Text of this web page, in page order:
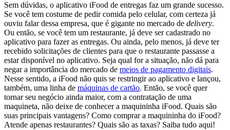
Sem dúvidas, o aplicativo iFood de entregas faz um grande sucesso.
Se você tem costume de pedir comida pelo celular, com certeza já
ouviu falar dessa empresa, que é gigante no mercado de delivery.
Ou então, se você tem um restaurante, já deve ser cadastrado no
aplicativo para fazer as entregas. Ou ainda, pelo menos, já deve ter
recebido solicitações de clientes para que o restaurante passasse a
estar disponível no aplicativo. Seja qual for a situação, não dá para
negar a importância do mercado de meios de pagamento digitais.
Nesse sentido, a iFood não quis se restringir ao aplicativo e lançou,
também, uma linha de máquinas de cartão. Então, se você quer
tornar seu negócio ainda maior, com a contratação de uma
maquineta, não deixe de conhecer a maquininha iFood. Quais são
suas principais vantagens? Como comprar a maquininha do iFood?
Atende apenas restaurantes? Quais são as taxas? Saiba tudo aqui!